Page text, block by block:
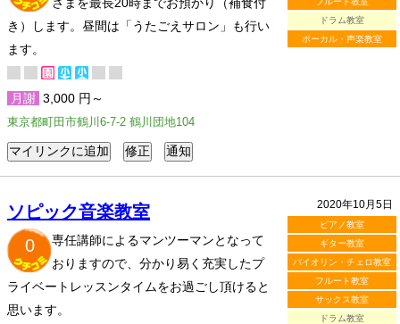
ドラム教室
ボーカル・声楽教室
き）します。昼間は「うたごえサロン」も行い
ます。
月謝 3,000 円～
東京都町田市鶴川6-7-2 鶴川団地104
2020年10月5日
ピアノ教室
ギター教室
バイオリン・チェロ教室
フルート教室
サックス教室
ドラム教室
ソピック音楽教室
0
専任講師によるマンツーマンとなって
おりますので、分かり易く充実したプ
ライベートレッスンタイムをお過ごし頂けると
思います。